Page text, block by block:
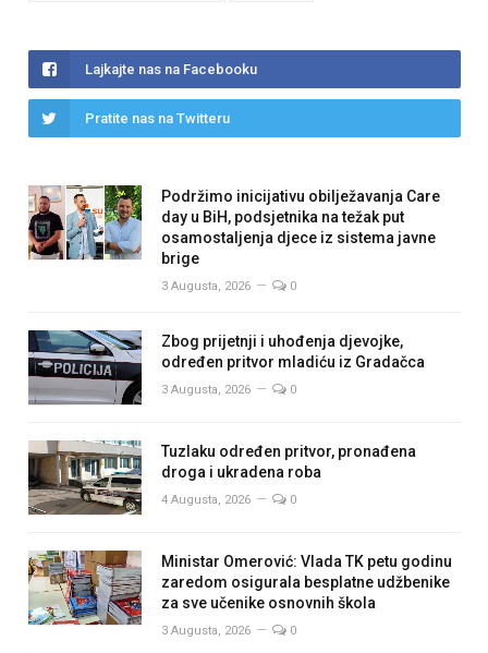
Lajkajte nas na Facebooku
Pratite nas na Twitteru
Podržimo inicijativu obilježavanja Care
day u BiH, podsjetnika na težak put
osamostaljenja djece iz sistema javne
brige
3 Augusta, 2026 0
Zbog prijetnji i uhođenja djevojke,
određen pritvor mladiću iz Gradačca
3 Augusta, 2026 0
Tuzlaku određen pritvor, pronađena
droga i ukradena roba
4 Augusta, 2026 0
Ministar Omerović: Vlada TK petu godinu
zaredom osigurala besplatne udžbenike
za sve učenike osnovnih škola
3 Augusta, 2026 0